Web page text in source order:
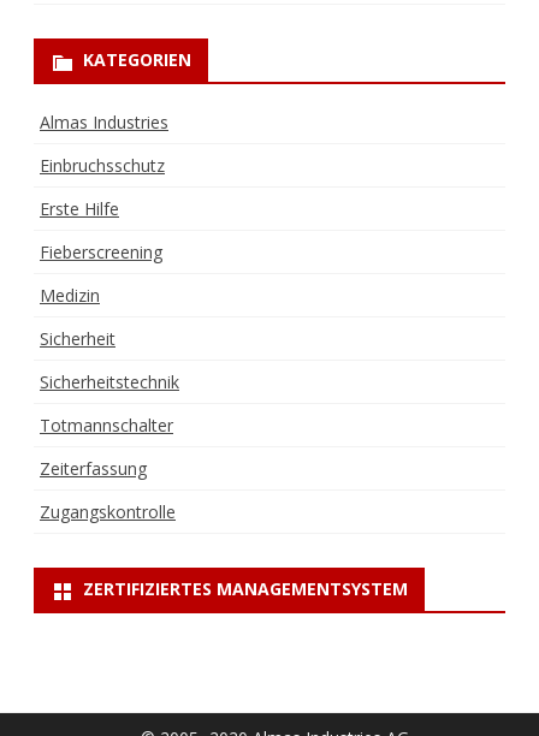
KATEGORIEN
Almas Industries
Einbruchsschutz
Erste Hilfe
Fieberscreening
Medizin
Sicherheit
Sicherheitstechnik
Totmannschalter
Zeiterfassung
Zugangskontrolle
ZERTIFIZIERTES MANAGEMENTSYSTEM